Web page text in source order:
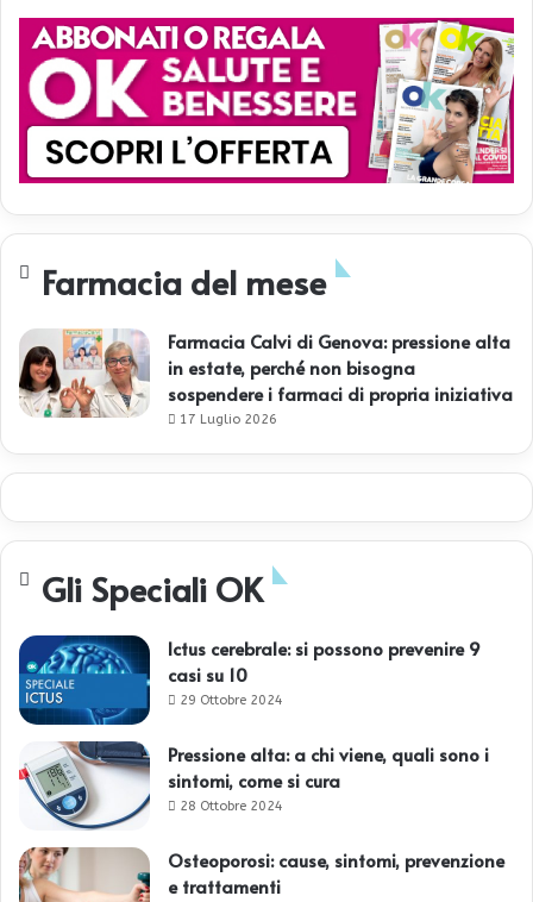
Farmacia del mese
Farmacia Calvi di Genova: pressione alta
in estate, perché non bisogna
sospendere i farmaci di propria iniziativa
17 Luglio 2026
Gli Speciali OK
Ictus cerebrale: si possono prevenire 9
casi su 10
29 Ottobre 2024
Pressione alta: a chi viene, quali sono i
sintomi, come si cura
28 Ottobre 2024
Osteoporosi: cause, sintomi, prevenzione
e trattamenti